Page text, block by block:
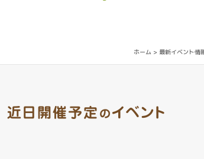
ホーム > 最新イベント情
近日開催予定 の イベント